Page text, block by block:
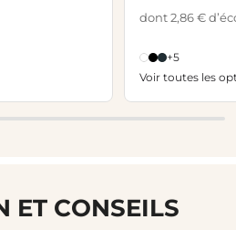
dont 2,86 €
+5
Voir toutes les
ET CONSEILS